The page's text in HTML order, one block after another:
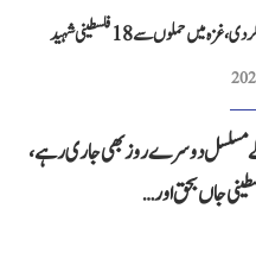
حملوں سے 18 فلسطینی شہید
مسلسل دوسرے روز بھی جاری رہے،